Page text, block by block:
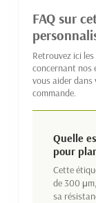
FAQ sur
Retrouvez ici
concernant nos
vous aider
commande.
Quelle
pour
Cette
de 300
sa